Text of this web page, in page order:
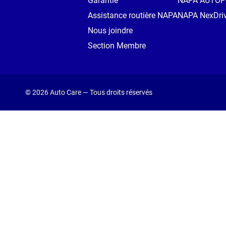
Assistance routière NAPA
Nous joindre
Section Membre
NAPA
© 2026 Auto Care — Tous droits réservés